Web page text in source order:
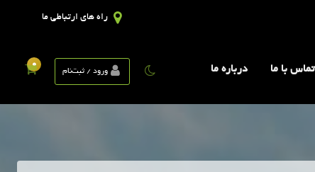
راه های ارتباطی ما
ورود / ثبت‌نام
0 تماس با ما درباره ما